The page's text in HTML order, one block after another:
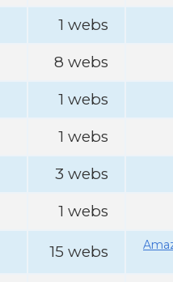
1 webs
8 webs
1 webs
1 webs
3 webs
1 webs
15 webs